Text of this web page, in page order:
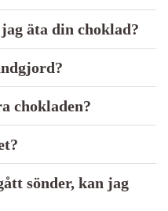
äta din choklad?
chokladen?
sönder, kan jag